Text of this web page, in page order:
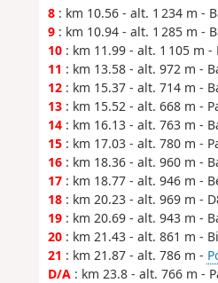
8: km 10.56 - alt. 1 234 m -
9: km 10.94 - alt. 1 285 m -
10: km 11.99 - alt. 1 105 m -
11 : km 13.58 - alt. 972 m -
12: km 15.37 - alt. 714 m -
13: km 15.52 - alt. 668 m -
14: km 16.13 - alt. 763 m -
15: km 17.03 - alt. 780 m -
16: km 18.36 - alt. 960 m -
17: km 18.77 - alt. 946 m -
18: km 20.23 - alt. 969 m -
19: km 20.69 - alt. 943 m -
20: km 21.43 - alt. 861 m -
21 : km 21.87 - alt. 786 m -
D/A: km 23.8 - alt. 766 m -